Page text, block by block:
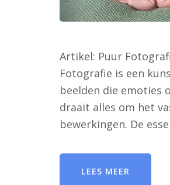
Artikel: Puur
Fotografie is een
beelden die emoties
draait alles om het
bewerkingen. De
LEES MEER